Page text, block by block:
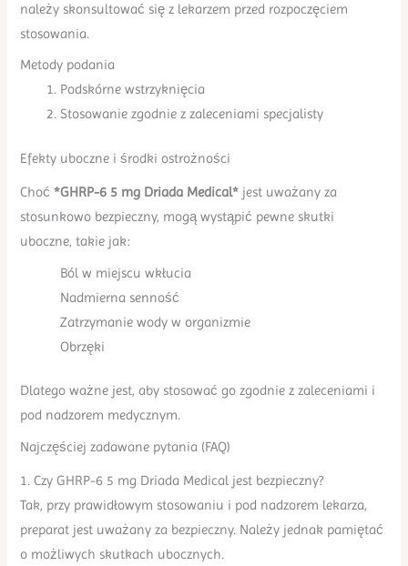
należy skonsultować się z lekarzem przed rozpoczęciem
stosowania.
Metody podania
Podskórne wstrzyknięcia
Stosowanie zgodnie z zaleceniami specjalisty
Efekty uboczne i środki ostrożności
Choć*GHRP-6 5 mg Driada Medical* jest uważany za
stosunkowo bezpieczny, mogą wystąpić pewne skutki
uboczne, takie jak:
Ból w miejscu wkłucia
Nadmierna senność
Zatrzymanie wody w organizmie
Obrzęki
Dlatego ważne jest, aby stosować go zgodnie z zaleceniami i
pod nadzorem medycznym.
Najczęściej zadawane pytania (FAQ)
1. Czy GHRP-6 5 mg Driada Medical jest bezpieczny?
Tak, przy prawidłowym stosowaniu i pod nadzorem lekarza,
preparat jest uważany za bezpieczny. Należy jednak pamiętać
o możliwych skutkach ubocznych.